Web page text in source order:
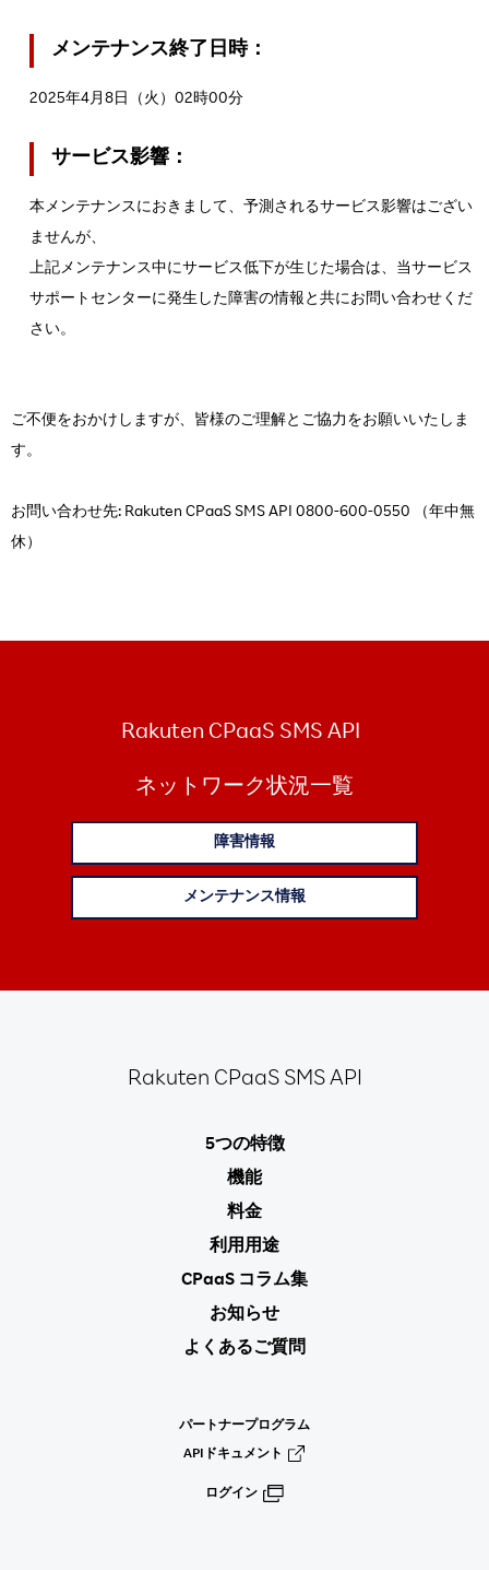
メンテナンス終了日時：
2025年4月8日（火）02時00分
サービス影響：
本メンテナンスにおきまして、予測されるサービス影響はござい
ませんが、
上記メンテナンス中にサービス低下が生じた場合は、当サービス
サポートセンターに発生した障害の情報と共にお問い合わせくだ
さい。
ご不便をおかけしますが、皆様のご理解とご協力をお願いいたしま
す。
お問い合わせ先: Rakuten CPaaS SMS API 0800-600-0550 （年中無
休）
Rakuten CPaaS SMS API
ネットワーク状況一覧
障害情報
メンテナンス情報
Rakuten CPaaS SMS API
5つの特徴
機能
料金
利用用途
CPaaS コラム集
お知らせ
よくあるご質問
パートナープログラム
APIドキュメント
ログイン